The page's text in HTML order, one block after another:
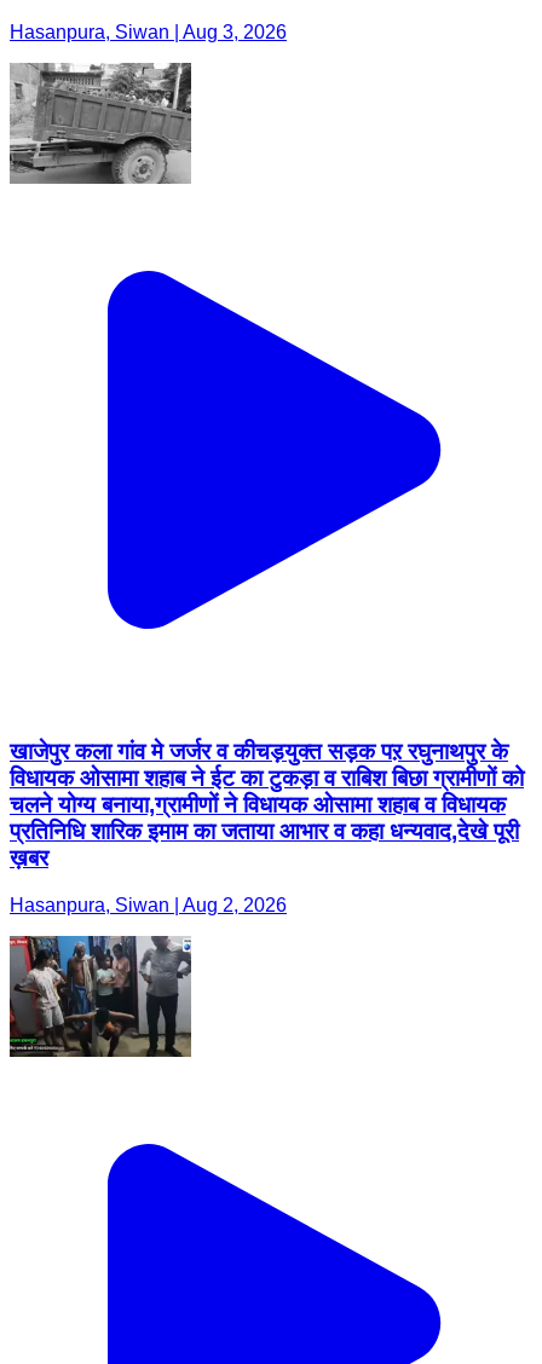
Hasanpura, Siwan | Aug 3, 2026
खाजेपुर कला गांव मे जर्जर व कीचड़युक्त सड़क पऱ रघुनाथपुर के
विधायक ओसामा शहाब ने ईट का टुकड़ा व राबिश बिछा ग्रामीणों को
चलने योग्य बनाया,ग्रामीणों ने विधायक ओसामा शहाब व विधायक
प्रतिनिधि शारिक इमाम का जताया आभार व कहा धन्यवाद,देखे पूरी
ख़बर
Hasanpura, Siwan | Aug 2, 2026